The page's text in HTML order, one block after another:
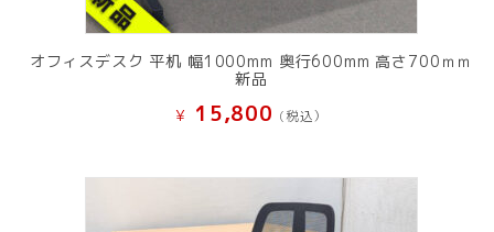
オフィスデスク 平机 幅1000mm 奥行600mm 高さ700ｍｍ
新品
¥ 15,800 (税込）